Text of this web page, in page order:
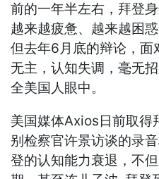
前的一年半左右，拜登
越来越疲惫、越来越困
但去年6月底的辩论，面
无主，认知失调，毫无
全美国人眼中。
美国媒体Axios日前取
别检察官许景访谈的录
登的认知能力衰退，不